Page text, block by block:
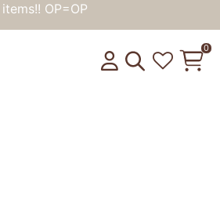
items!! OP=OP
Toggle
0